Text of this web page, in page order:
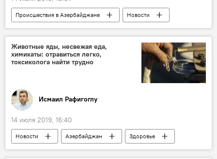
Происшествия в Азербайджане
Новости
Происшествия
ЖИЗНЬ
Сураханский район
спасатели
Министерство по чрезвычайным ситуациям АР
Животные яды, несвежая еда,
химикаты: отравиться легко,
токсиколога найти трудно
Исмаил Рафигоглу
14 июля 2019, 16:40
Новости Азербайджан
Здоровье
ЖИЗНЬ
Колумнисты
отравление